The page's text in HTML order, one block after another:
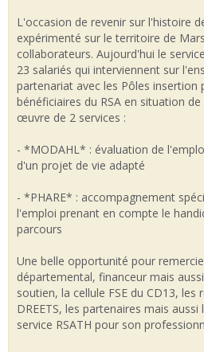
L'occasion de revenir sur l'histoire
expérimenté sur le territoire de
collaborateurs. Aujourd'hui le
23 salariés qui interviennent sur
partenariat avec les Pôles insertion
bénéficiaires du RSA en situation
œuvre de 2 services :
- *MODAHL* : évaluation de
d'un projet de vie adapté
- *PHARE* : accompagnement
l'emploi prenant en compte le
parcours
Une belle opportunité pour
départemental, financeur mais
soutien, la cellule FSE du CD13, les
DREETS, les partenaires mais
service RSATH pour son